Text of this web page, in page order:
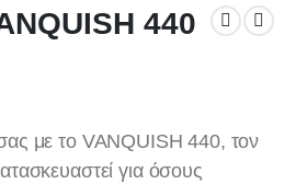
440
με το VANQUISH 440, τον
για όσους